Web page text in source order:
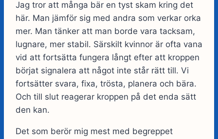
Jag tror att många bär en tyst skam kring det
här. Man jämför sig med andra som verkar orka
mer. Man tänker att man borde vara tacksam,
lugnare, mer stabil. Särskilt kvinnor är ofta vana
vid att fortsätta fungera långt efter att kroppen
börjat signalera att något inte står rätt till. Vi
fortsätter svara, fixa, trösta, planera och bära.
Och till slut reagerar kroppen på det enda sätt
den kan.
Det som berör mig mest med begreppet